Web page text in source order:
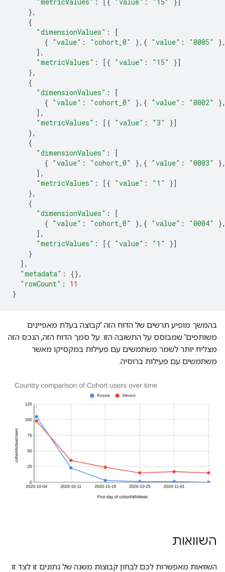
},
{
"dimensionValues" :
[
{ "value" : "cohort_0" },{ "value" : "0005"
],
"metricValues" : [{ "value" : "15"
}]
},
{
"dimensionValues" :
[
{ "value" : "cohort_0" },{ "value" : "0002"
],
"metricValues" : [{ "value" : "3"
}]
},
{
"dimensionValues" :
[
{ "value" : "cohort_0" },{ "value" : "0003"
],
"metricValues" : [{ "value" : "1"
}]
},
{
"dimensionValues" :
[
{ "value" : "cohort_0" },{ "value" : "0004"
],
"metricValues" : [{ "value" : "1"
}]
}
],
"metadata" :
{},
"rowCount" :
11
}
בהמשך מופיע תרשים של הדוח הזה 'קבוצה בעלת מאפיינים
משותפים' שמבוסס על התשובה הזו. על סמך הדוח הזה, הנכס הזה
מצליח יותר לשמר משתמשים עם פעילות במקסיקו מאשר
משתמשים עם פעילות ברוסיה.
השוואות
השוואות מאפשרות לכם לבחון קבוצות משנה של נתונים זו לצד זו.